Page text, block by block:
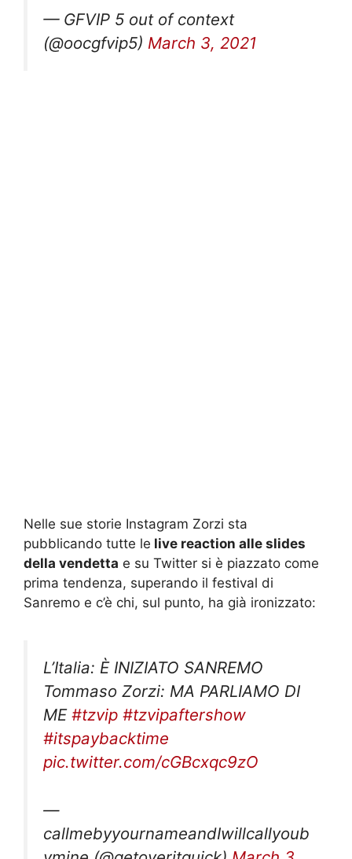
(@oocgfvip5)March 3, 2021
pubblicando tutte lelive reaction alle slides
della vendettae su Twitter si è piazzato come
prima tendenza, superando il festival di
Sanremo e c’è chi, sul punto, ha già ironizzato:
Tommaso Zorzi: MA PARLIAMO DI
ME#tzvip #tzvipaftershow
#itspaybacktime
pic.twitter.com/cGBcxqc9zO
callmebyyournameandIwillcallyoub
ymine (@getoveritquick)March 3,